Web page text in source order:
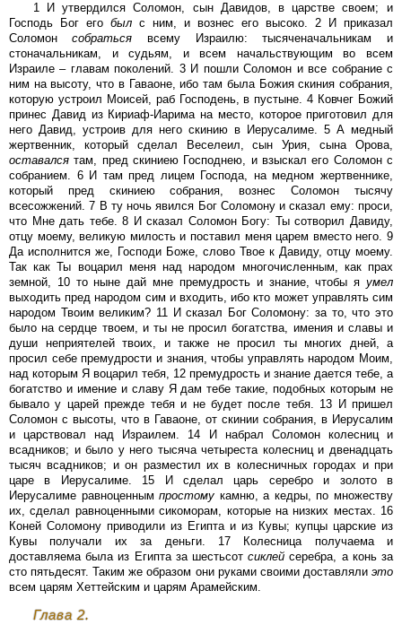
1 И утвердился Соломон, сын Давидов, в царстве своем; и
Господь Бог его был с ним, и вознес его высоко. 2 И приказал
Соломон собраться всему Израилю: тысяченачальникам и
стоначальникам, и судьям, и всем начальствующим во всем
Израиле – главам поколений. 3 И пошли Соломон и все собрание с
ним на высоту, что в Гаваоне, ибо там была Божия скиния собрания,
которую устроил Моисей, раб Господень, в пустыне. 4 Ковчег Божий
принес Давид из Кириаф-Иарима на место, которое приготовил для
него Давид, устроив для него скинию в Иерусалиме. 5 А медный
жертвенник, который сделал Веселеил, сын Урия, сына Орова,
оставался там, пред скиниею Господнею, и взыскал его Соломон с
собранием. 6 И там пред лицем Господа, на медном жертвеннике,
который пред скиниею собрания, вознес Соломон тысячу
всесожжений. 7 В ту ночь явился Бог Соломону и сказал ему: проси,
что Мне дать тебе. 8 И сказал Соломон Богу: Ты сотворил Давиду,
отцу моему, великую милость и поставил меня царем вместо него. 9
Да исполнится же, Господи Боже, слово Твое к Давиду, отцу моему.
Так как Ты воцарил меня над народом многочисленным, как прах
земной, 10 то ныне дай мне премудрость и знание, чтобы я умел
выходить пред народом сим и входить, ибо кто может управлять сим
народом Твоим великим? 11 И сказал Бог Соломону: за то, что это
было на сердце твоем, и ты не просил богатства, имения и славы и
души неприятелей твоих, и также не просил ты многих дней, а
просил себе премудрости и знания, чтобы управлять народом Моим,
над которым Я воцарил тебя, 12 премудрость и знание дается тебе, а
богатство и имение и славу Я дам тебе такие, подобных которым не
бывало у царей прежде тебя и не будет после тебя. 13 И пришел
Соломон с высоты, что в Гаваоне, от скинии собрания, в Иерусалим
и царствовал над Израилем. 14 И набрал Соломон колесниц и
всадников; и было у него тысяча четыреста колесниц и двенадцать
тысяч всадников; и он разместил их в колесничных городах и при
царе в Иерусалиме. 15 И сделал царь серебро и золото в
Иерусалиме равноценным простому камню, а кедры, по множеству
их, сделал равноценными сикоморам, которые на низких местах. 16
Коней Соломону приводили из Египта и из Кувы; купцы царские из
Кувы получали их за деньги. 17 Колесница получаема и
доставляема была из Египта за шестьсот сиклей серебра, а конь за
сто пятьдесят. Таким же образом они руками своими доставляли это
всем царям Хеттейским и царям Арамейским.
Глава 2.